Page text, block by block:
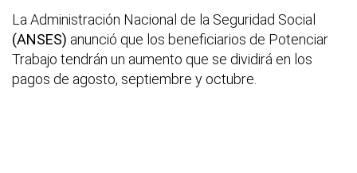
La Administración Nacional de la Seguridad Social
(ANSES) anunció que los beneficiarios de Potenciar
Trabajo tendrán un aumento que se dividirá en los
pagos de agosto, septiembre y octubre.